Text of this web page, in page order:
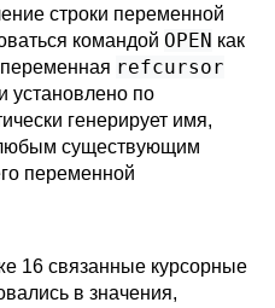
строки переменной
командой OPEN как
refcursor
установлено по
генерирует имя,
любым существующим
переменной
16 связанные курсорные
в значения,